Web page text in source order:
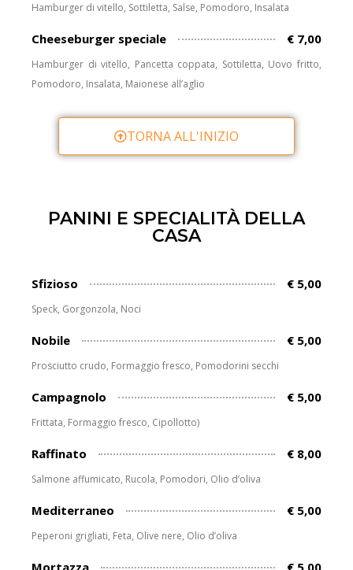
Hamburger di vitello, Sottiletta, Salse, Pomodoro, Insalata
Cheeseburger speciale € 7,00
Hamburger di vitello, Pancetta coppata, Sottiletta, Uovo fritto,
Pomodoro, Insalata, Maionese all’aglio
TORNA ALL'INIZIO
PANINI E SPECIALITÀ DELLA
CASA
Sfizioso € 5,00
Speck, Gorgonzola, Noci
Nobile € 5,00
Prosciutto crudo, Formaggio fresco, Pomodorini secchi
Campagnolo € 5,00
Frittata, Formaggio fresco, Cipollotto)
Raffinato € 8,00
Salmone affumicato, Rucola, Pomodori, Olio d’oliva
Mediterraneo € 5,00
Peperoni grigliati, Feta, Olive nere, Olio d’oliva
Mortazza € 5,00